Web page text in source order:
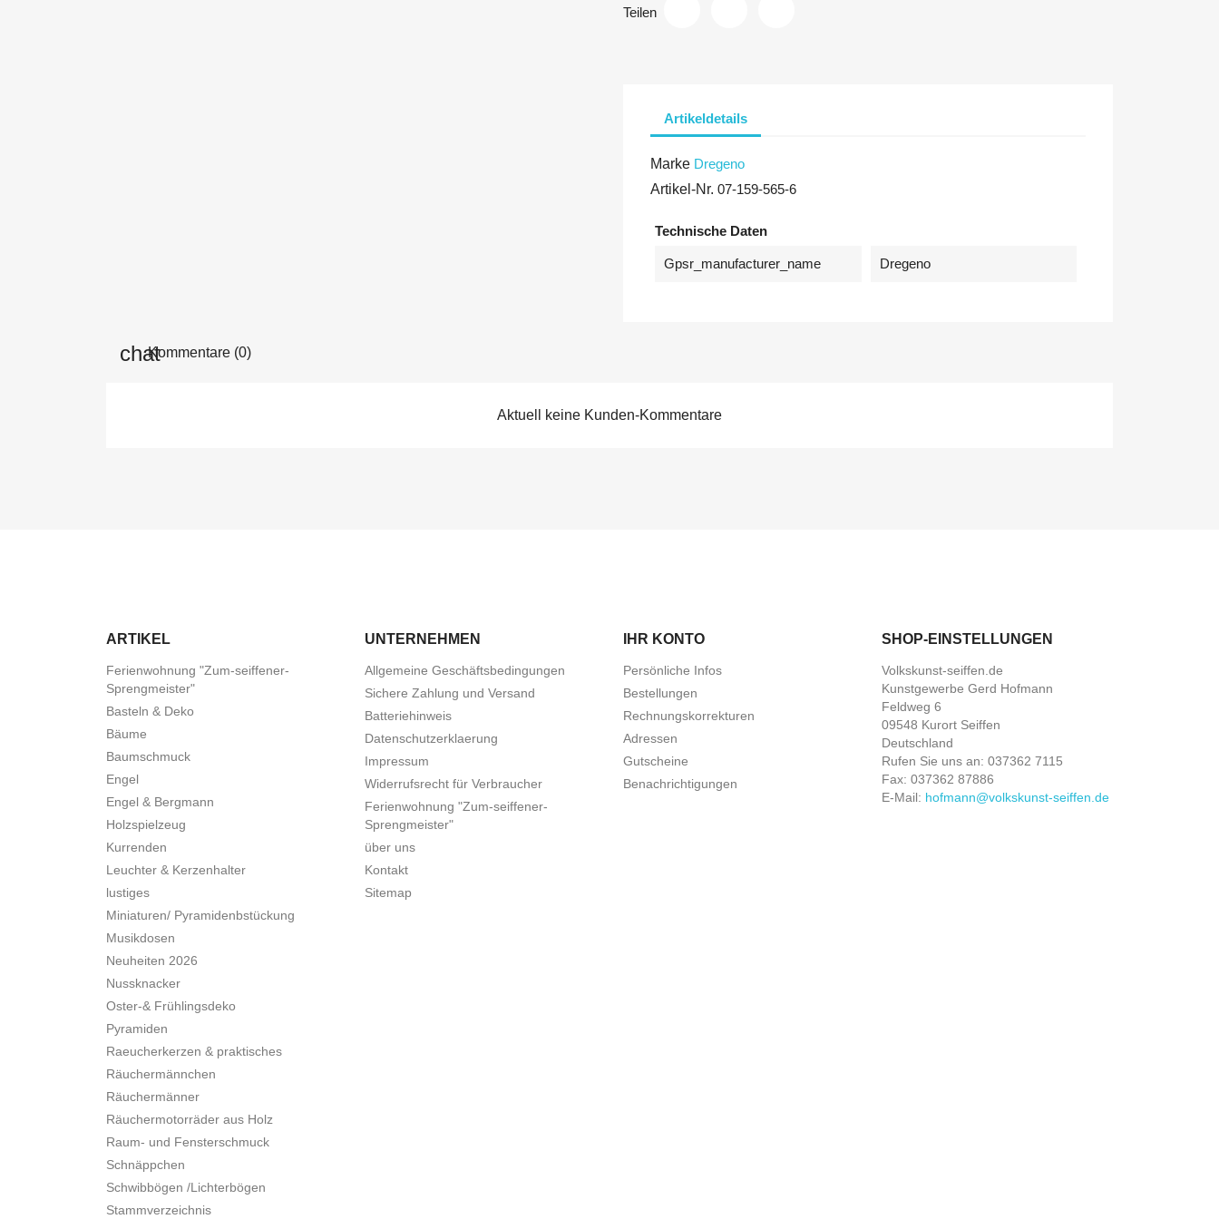
Teilen
Artikeldetails
Marke Dregeno
Artikel-Nr. 07-159-565-6
Technische Daten
Gpsr_manufacturer_name Dregeno
Kommentare (0)
Aktuell keine Kunden-Kommentare
ARTIKEL
Ferienwohnung "Zum-seiffener-
Sprengmeister"
Basteln & Deko
Bäume
Baumschmuck
Engel
Engel & Bergmann
Holzspielzeug
Kurrenden
Leuchter & Kerzenhalter
lustiges
Miniaturen/ Pyramidenbstückung
Musikdosen
Neuheiten 2026
Nussknacker
Oster-& Frühlingsdeko
Pyramiden
Raeucherkerzen & praktisches
Räuchermännchen
Räuchermänner
Räuchermotorräder aus Holz
Raum- und Fensterschmuck
Schnäppchen
Schwibbögen /Lichterbögen
Stammverzeichnis
UNTERNEHMEN
Allgemeine Geschäftsbedingungen
Sichere Zahlung und Versand
Batteriehinweis
Datenschutzerklaerung
Impressum
Widerrufsrecht für Verbraucher
Ferienwohnung "Zum-seiffener-
Sprengmeister"
über uns
Kontakt
Sitemap
IHR KONTO
Persönliche Infos
Bestellungen
Rechnungskorrekturen
Adressen
Gutscheine
Benachrichtigungen
SHOP-EINSTELLUNGEN
Volkskunst-seiffen.de
Kunstgewerbe Gerd Hofmann
Feldweg 6
09548 Kurort Seiffen
Deutschland
Rufen Sie uns an: 037362 7115
Fax: 037362 87886
E-Mail: hofmann@volkskunst-seiffen.de